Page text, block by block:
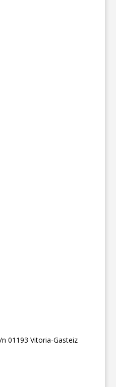
01193 Vitoria-Gasteiz